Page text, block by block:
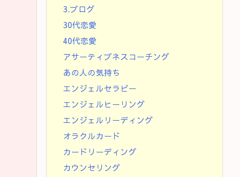
3.ブログ
30代恋愛
40代恋愛
アサーティブネスコーチング
あの人の気持ち
エンジェルセラピー
エンジェルヒーリング
エンジェルリーディング
オラクルカード
カードリーディング
カウンセリング